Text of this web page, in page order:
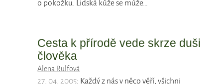
o pokožku. Lidská kůže se může…
Cesta k přírodě vede skrze duši
člověka
Alena Rulfová
27. 04. 2005: Každý z nás v něco věří, všichni